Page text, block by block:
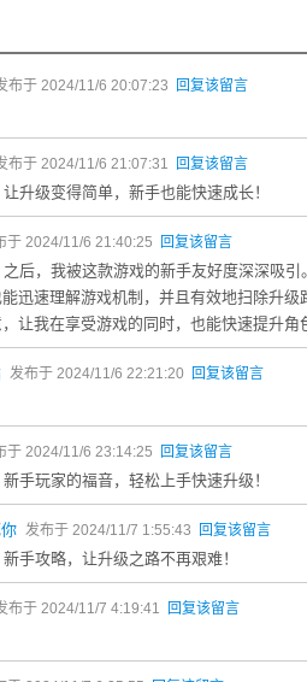
布于 2024/11/6 20:07:23 回复该留言
布于 2024/11/6 21:07:31 回复该留言
升级变得简单，新手也能快速成长！
于 2024/11/6 21:40:25 回复该留言
后，我被这款游戏的新手友好度深深吸
迅速理解游戏机制，并且有效地扫除升
让我在享受游戏的同时，也能快速提升角
发布于 2024/11/6 22:21:20 回复该留言
于 2024/11/6 23:14:25 回复该留言
手玩家的福音，轻松上手快速升级！
发布于 2024/11/7 1:55:43 回复该留言
手攻略，让升级之路不再艰难！
布于 2024/11/7 4:19:41 回复该留言